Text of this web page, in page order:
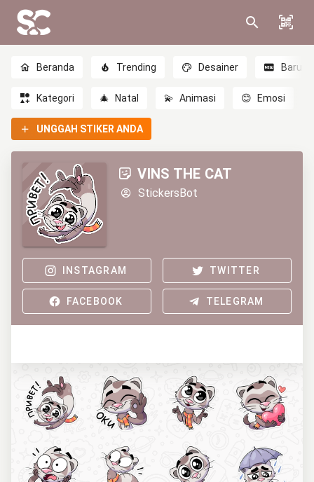
Beranda Trending Desainer Baru
Kategori 🎄 Natal 💫 Animasi 😊 Emosi
UNGGAH STIKER ANDA
VINS THE CAT
StickersBot
INSTAGRAM TWITTER
FACEBOOK TELEGRAM